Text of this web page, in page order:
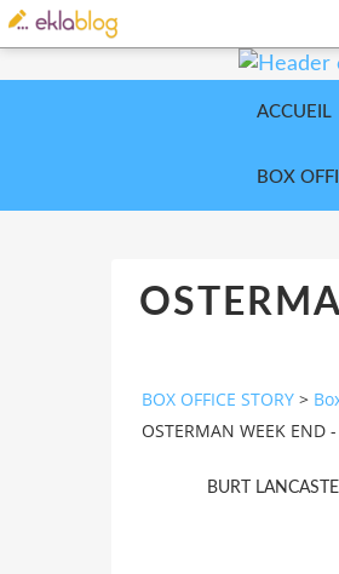
ACCUEIL
BOX
BOX OFFICE STORY >
OSTERMAN WEEK END
BURT